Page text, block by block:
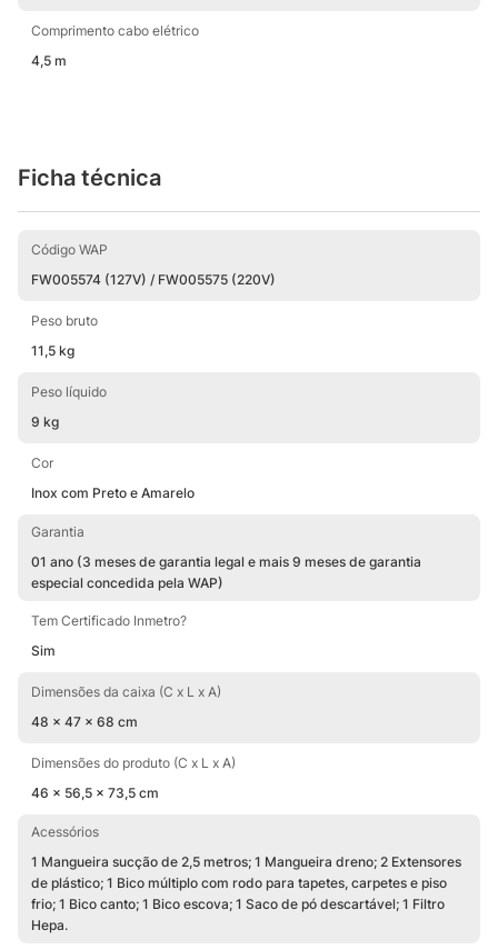
Comprimento cabo elétrico
4,5 m
Ficha técnica
Código WAP
FW005574 (127V) / FW005575 (220V)
Peso bruto
11,5 kg
Peso líquido
9 kg
Cor
Inox com Preto e Amarelo
Garantia
01 ano (3 meses de garantia legal e mais 9 meses de garantia
especial concedida pela WAP)
Tem Certificado Inmetro?
Sim
Dimensões da caixa (C x L x A)
48 x 47 x 68 cm
Dimensões do produto (C x L x A)
46 x 56,5 x 73,5 cm
Acessórios
1 Mangueira sucção de 2,5 metros; 1 Mangueira dreno; 2 Extensores
de plástico; 1 Bico múltiplo com rodo para tapetes, carpetes e piso
frio; 1 Bico canto; 1 Bico escova; 1 Saco de pó descartável; 1 Filtro
Hepa.